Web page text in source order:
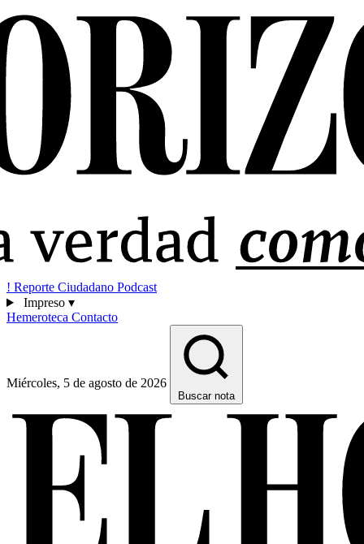
! Reporte Ciudadano Podcast
Impreso ▾
Hemeroteca Contacto
Miércoles, 5 de agosto de 2026
Buscar nota